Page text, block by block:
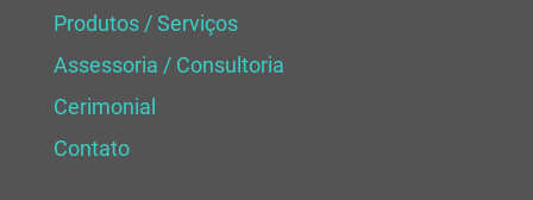
Produtos / Serviços
Assessoria / Consultoria
Cerimonial
Contato